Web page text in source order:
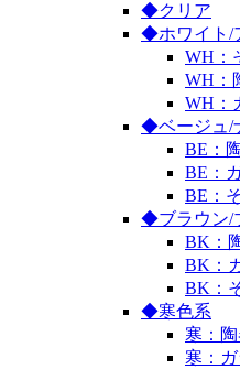
◆クリア
◆ホワイト/
WH：
WH：
WH：
◆ベージュ/
BE：
BE：
BE：
◆ブラウン/
BK：
BK：
BK：
◆寒色系
寒：
寒：